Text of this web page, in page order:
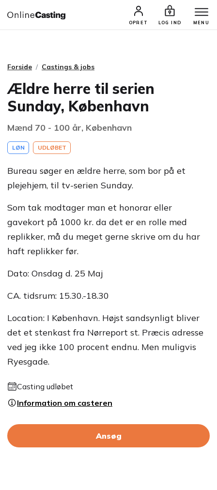
OPRET LOG IND MENU
CASTINGS & JOBS SØG PROFIL
Forside Castings & jobs
Ældre herre til serien
Sunday, København
Mænd 70 - 100 år, København
LØN UDLØBET
Bureau søger en ældre herre, som bor på et
plejehjem, til tv-serien Sunday.
Som tak modtager man et honorar eller
gavekort på 1000 kr. da det er en rolle med
replikker, må du meget gerne skrive om du har
haft replikker før.
Dato: Onsdag d. 25 Maj
CA. tidsrum: 15.30.-18.30
Location: I København. Højst sandsynligt bliver
det et stenkast fra Nørreport st. Præcis adresse
ved jeg ikke 100 procent endnu. Men muligvis
Ryesgade.
Casting udløbet
Information om casteren
Ansøg